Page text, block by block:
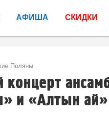
АФИША СКИДКИ
Поляны
и «Алтын